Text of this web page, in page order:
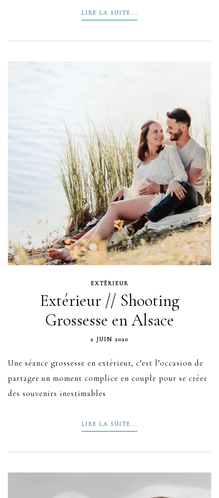
LIRE LA SUITE...
EXTÉRIEUR
Extérieur // Shooting
Grossesse en Alsace
2 JUIN 2020
Une séance grossesse en extérieur, c’est l’occasion de
partager un moment complice en couple pour se créer
des souvenirs inestimables
LIRE LA SUITE...